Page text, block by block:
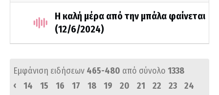
Η καλή μέρα από την μπάλα φαίνεται
(12/6/2024)
Εμφάνιση ειδήσεων 465-480 από σύνολο 1338
‹
14 15 16 17 18 19 20 21 22 23
24